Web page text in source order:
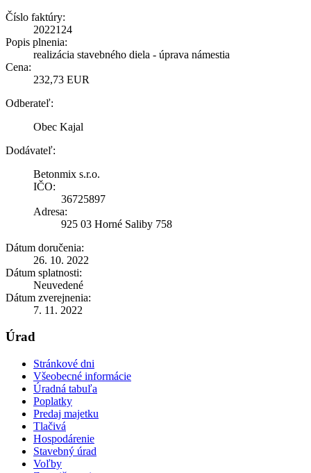
Číslo faktúry:
2022124
Popis plnenia:
realizácia stavebného diela - úprava námestia
Cena:
232,73 EUR
Odberateľ:
Obec Kajal
Dodávateľ:
Betonmix s.r.o.
IČO:
36725897
Adresa:
925 03 Horné Saliby 758
Dátum doručenia:
26. 10. 2022
Dátum splatnosti:
Neuvedené
Dátum zverejnenia:
7. 11. 2022
Úrad
Stránkové dni
Všeobecné informácie
Úradná tabuľa
Poplatky
Predaj majetku
Tlačivá
Hospodárenie
Stavebný úrad
Voľby